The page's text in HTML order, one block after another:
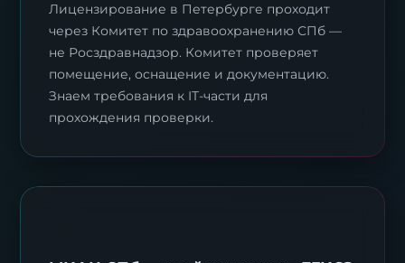
Лицензирование в Петербурге проходит
через Комитет по здравоохранению СПб —
не Росздравнадзор. Комитет проверяет
помещение, оснащение и документацию.
Знаем требования к IT-части для
прохождения проверки.